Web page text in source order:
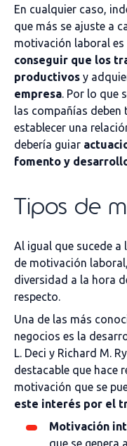
En cualquier caso,
que más se ajuste a
motivación laboral es
conseguir que los
productivos y
empresa. Por lo que
las compañías deben
establecer una
debería guiar
fomento y
Tipos de
Al igual que sucede
de motivación
diversidad a la hora
respecto.
Una de las más
negocios es la
L. Deci y Richard M.
destacable que hace
motivación que se
este interés por el
Motivación
que se genera